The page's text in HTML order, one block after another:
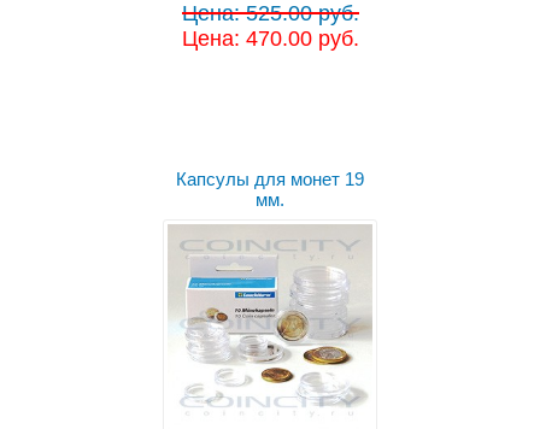
Цена: 525.00 руб.
Цена: 470.00 руб.
Капсулы для монет 19
мм.